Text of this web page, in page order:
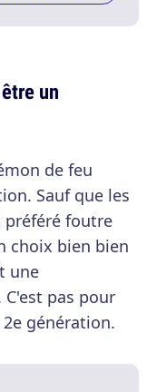
un
de feu
Sauf que les
foutre
choix bien bien
une
pas pour
génération.